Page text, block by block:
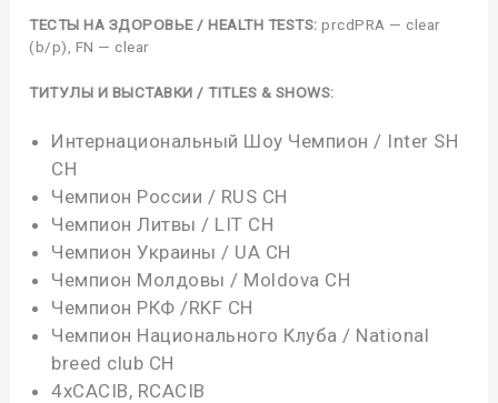
ТЕСТЫ НА ЗДОРОВЬЕ / HEALTH TESTS: prcdPRA — clear
(b/p), FN — clear
ТИТУЛЫ И ВЫСТАВКИ / TITLES & SHOWS:
Интернациональный Шоу Чемпион / Inter SH
CH
Чемпион России / RUS CH
Чемпион Литвы / LIT CH
Чемпион Украины / UA CH
Чемпион Молдовы / Moldova CH
Чемпион РКФ /RKF CH
Чемпион Национального Клуба / National
breed club CH
4хCACIB, RCACIB